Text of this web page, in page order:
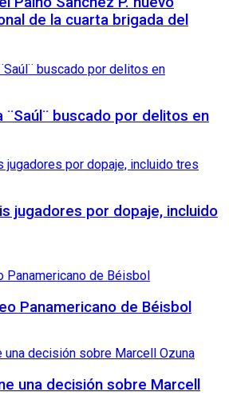
de la cuarta brigada del
¨Saúl¨ buscado por delitos en
jugadores por dopaje, incluido
Panamericano de Béisbol
una decisión sobre Marcell